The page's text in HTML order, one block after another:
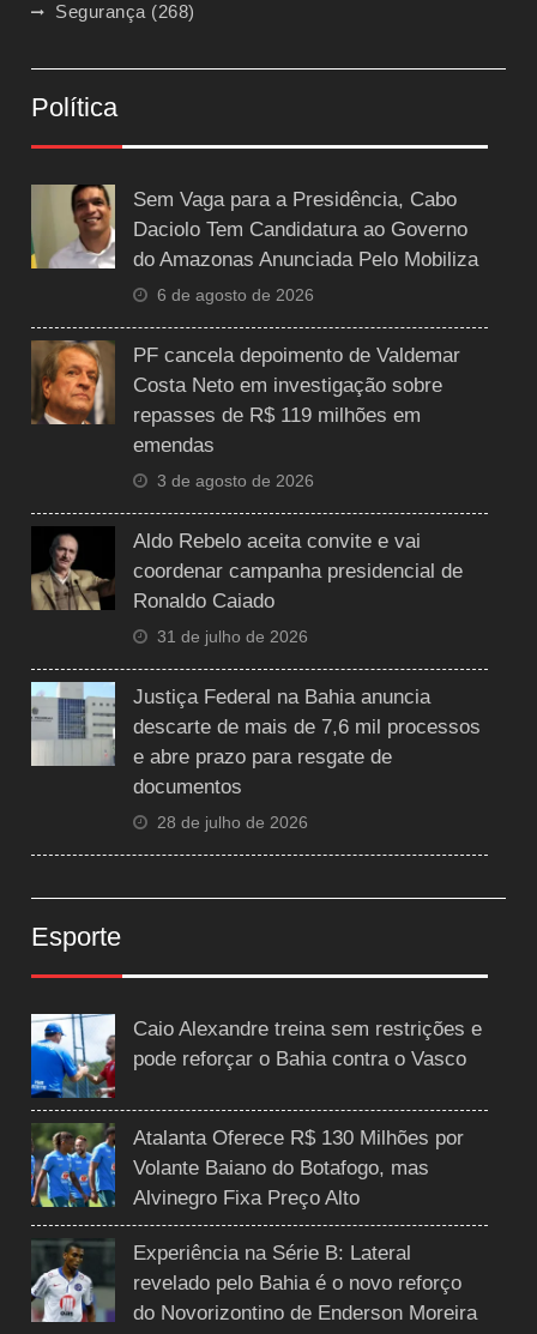
Segurança (268)
Política
Sem Vaga para a Presidência, Cabo
Daciolo Tem Candidatura ao Governo
do Amazonas Anunciada Pelo Mobiliza
6 de agosto de 2026
PF cancela depoimento de Valdemar
Costa Neto em investigação sobre
repasses de R$ 119 milhões em
emendas
3 de agosto de 2026
Aldo Rebelo aceita convite e vai
coordenar campanha presidencial de
Ronaldo Caiado
31 de julho de 2026
Justiça Federal na Bahia anuncia
descarte de mais de 7,6 mil processos
e abre prazo para resgate de
documentos
28 de julho de 2026
Esporte
Caio Alexandre treina sem restrições e
pode reforçar o Bahia contra o Vasco
Atalanta Oferece R$ 130 Milhões por
Volante Baiano do Botafogo, mas
Alvinegro Fixa Preço Alto
Experiência na Série B: Lateral
revelado pelo Bahia é o novo reforço
do Novorizontino de Enderson Moreira